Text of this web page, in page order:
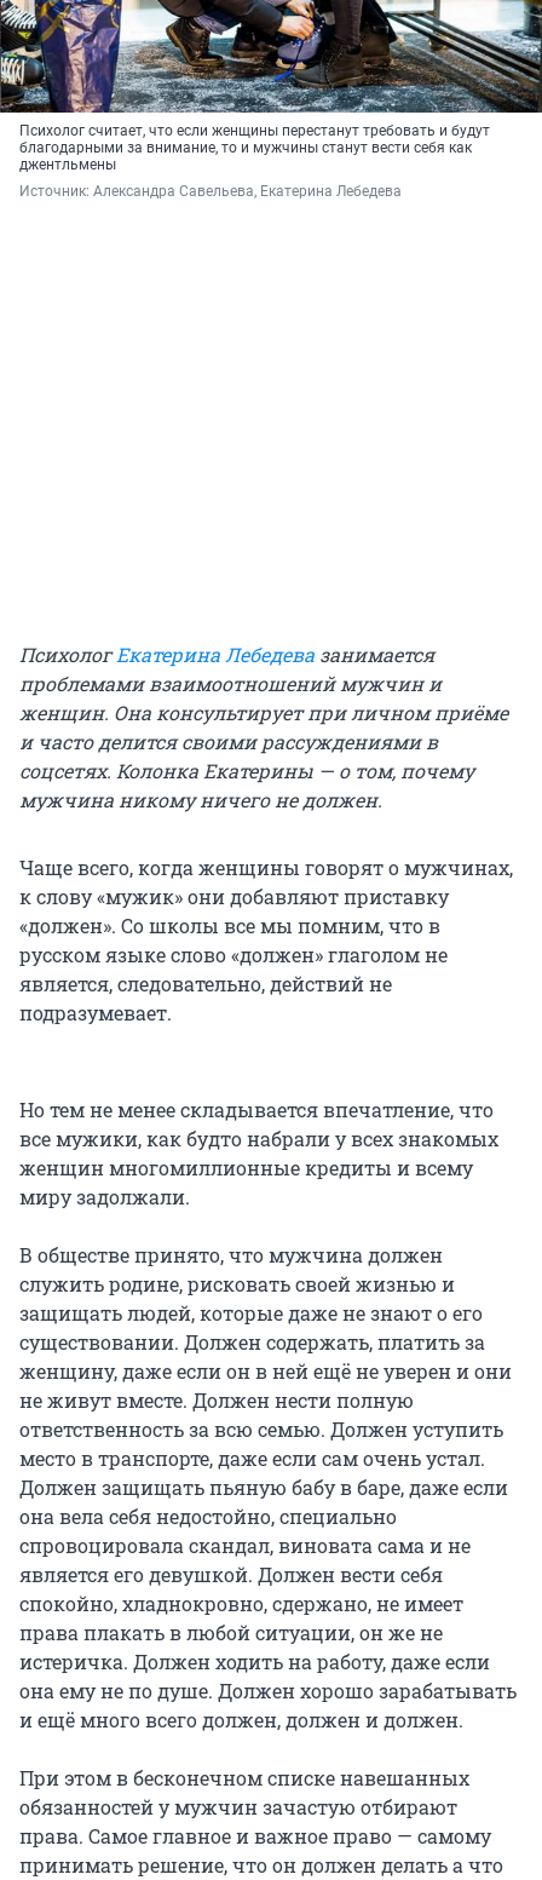
Психолог считает, что если женщины перестанут требовать и будут
благодарными за внимание, то и мужчины станут вести себя как
джентльмены
Источник: Александра Савельева, Екатерина Лебедева
ПсихологЕкатерина Лебедева занимается
проблемами взаимоотношений мужчин и
женщин. Она консультирует при личном приёме
и часто делится своими рассуждениями в
соцсетях. Колонка Екатерины — о том, почему
мужчина никому ничего не должен.
Чаще всего, когда женщины говорят о мужчинах,
к слову «мужик» они добавляют приставку
«должен». Со школы все мы помним, что в
русском языке слово «должен» глаголом не
является, следовательно, действий не
подразумевает.
Но тем не менее складывается впечатление, что
все мужики, как будто набрали у всех знакомых
женщин многомиллионные кредиты и всему
миру задолжали.
В обществе принято, что мужчина должен
служить родине, рисковать своей жизнью и
защищать людей, которые даже не знают о его
существовании. Должен содержать, платить за
женщину, даже если он в ней ещё не уверен и они
не живут вместе. Должен нести полную
ответственность за всю семью. Должен уступить
место в транспорте, даже если сам очень устал.
Должен защищать пьяную бабу в баре, даже если
она вела себя недостойно, специально
спровоцировала скандал, виновата сама и не
является его девушкой. Должен вести себя
спокойно, хладнокровно, сдержано, не имеет
права плакать в любой ситуации, он же не
истеричка. Должен ходить на работу, даже если
она ему не по душе. Должен хорошо зарабатывать
и ещё много всего должен, должен и должен.
При этом в бесконечном списке навешанных
обязанностей у мужчин зачастую отбирают
права. Самое главное и важное право — самому
принимать решение, что он должен делать а что